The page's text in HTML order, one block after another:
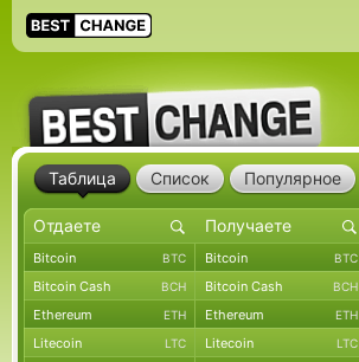
Таблица Список Популярное
Bitcoin BTC Bitcoin BTC
Bitcoin Cash BCH Bitcoin Cash BCH
Ethereum ETH Ethereum ETH
Litecoin LTC Litecoin LTC